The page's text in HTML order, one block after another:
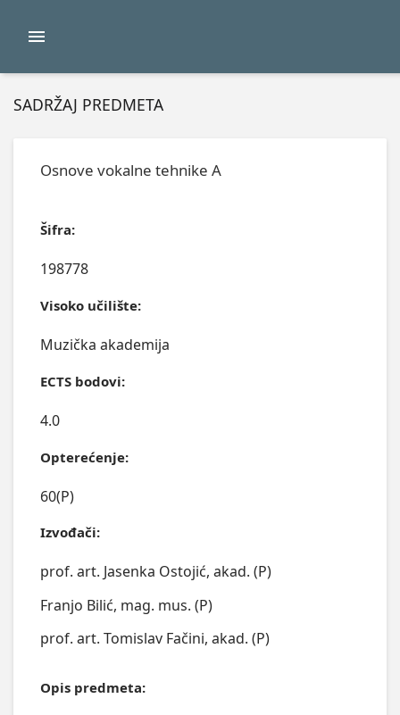
SADRŽAJ PREDMETA
Osnove vokalne tehnike A
Šifra:
198778
Visoko učilište:
Muzička akademija
ECTS bodovi:
4.0
Opterećenje:
60(P)
Izvođači:
prof. art. Jasenka Ostojić, akad. (P)
Franjo Bilić, mag. mus. (P)
prof. art. Tomislav Fačini, akad. (P)
Opis predmeta: